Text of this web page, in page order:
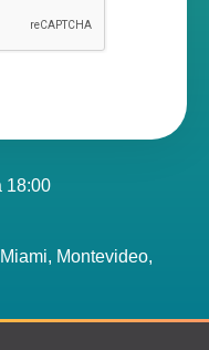
18:00
Montevideo,